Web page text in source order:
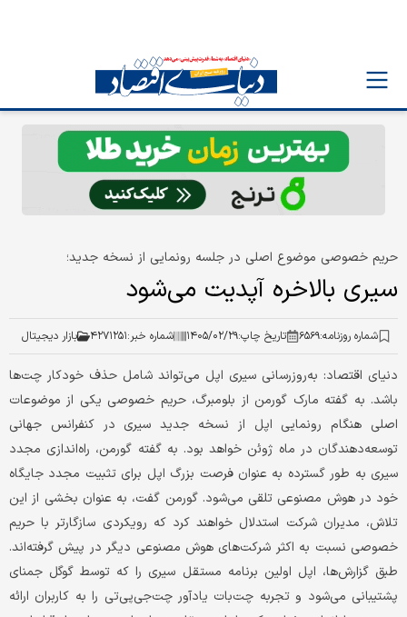
حریم خصوصی موضوع اصلی در جلسه رونمایی از نسخه جدید؛
سیری بالاخره آپدیت می‌شود
شماره روزنامه:۶۵۶۹ تاریخ چاپ:۱۴۰۵/۰۲/۲۹ شماره خبر:۴۲۷۱۲۵۱ بازار دیجیتال
دنیای اقتصاد: به‌روزرسانی سیری اپل می‌تواند شامل حذف خودکار چت‌ها
باشد. به گفته مارک گورمن از بلومبرگ، حریم خصوصی یکی از موضوعات
اصلی هنگام رونمایی اپل از نسخه جدید سیری در کنفرانس جهانی
توسعه‌دهندگان در ماه ژوئن خواهد بود. به گفته گورمن، راه‌اندازی مجدد
سیری به طور گسترده به عنوان فرصت بزرگ اپل برای تثبیت مجدد جایگاه
خود در هوش مصنوعی تلقی می‌شود. گورمن گفت، به عنوان بخشی از این
تلاش، مدیران شرکت استدلال خواهند کرد که رویکردی سازگارتر با حریم
خصوصی نسبت به اکثر شرکت‌های هوش مصنوعی دیگر در پیش گرفته‌اند.
طبق گزارش‌ها، اپل اولین برنامه مستقل سیری را که توسط گوگل جمنای
پشتیبانی می‌شود و تجربه چت‌بات یادآور چت‌جی‌پی‌تی را به کاربران ارائه